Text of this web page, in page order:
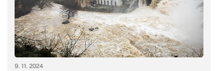
9. 11. 2024